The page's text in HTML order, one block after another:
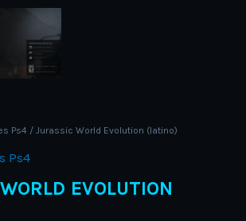
Ps4 / Jurassic World Evolution (latino)
Ps4
EVOLUTION